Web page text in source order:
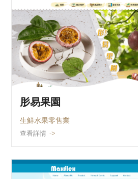
肜易果園
生鮮水果零售業
查看詳情